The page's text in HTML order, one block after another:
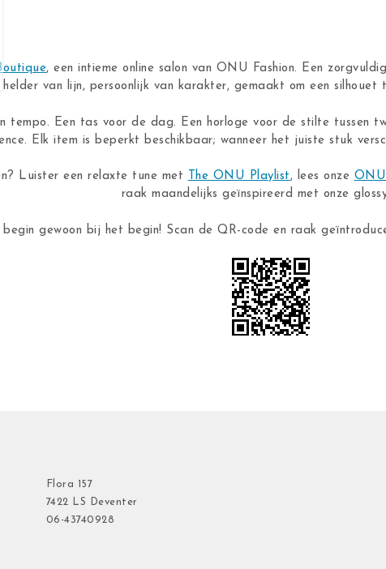
, een intieme online salon van ONU Fashion. Een
helder van lijn, persoonlijk van karakter, gemaakt om een
tempo. Een tas voor de dag. Een horloge voor de stilte tussen
Elk item is beperkt beschikbaar; wanneer het juiste stuk
Luister een relaxte tune met The ONU Playlist, lees onze
raak maandelijks geïnspireerd met onze
gewoon bij het begin! Scan de QR-code en raak
Flora 157
7422 LS Deventer
06-43740928